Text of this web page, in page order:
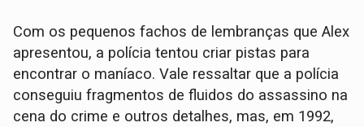
Com os pequenos fachos de lembranças que Alex
apresentou, a polícia tentou criar pistas para
encontrar o maníaco. Vale ressaltar que a polícia
conseguiu fragmentos de fluidos do assassino na
cena do crime e outros detalhes, mas, em 1992,